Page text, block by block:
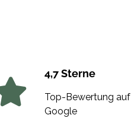
4,7 Sterne
Top-Bewertung auf
Google